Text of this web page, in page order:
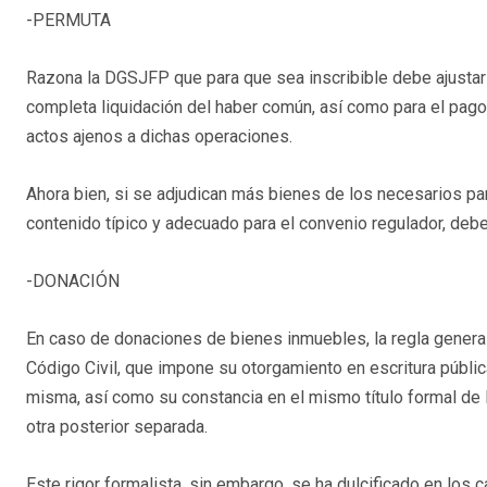
-PERMUTA
Razona la DGSJFP que para que sea inscribible debe
completa liquidación del haber común, así como para el
actos ajenos a dichas operaciones.
Ahora bien, si se adjudican más bienes de los necesarios
contenido típico y adecuado para el convenio regulador,
-DONACIÓN
En caso de donaciones de bienes inmuebles, la regla
Código Civil, que impone su otorgamiento en escritura
misma, así como su constancia en el mismo título formal
otra posterior separada.